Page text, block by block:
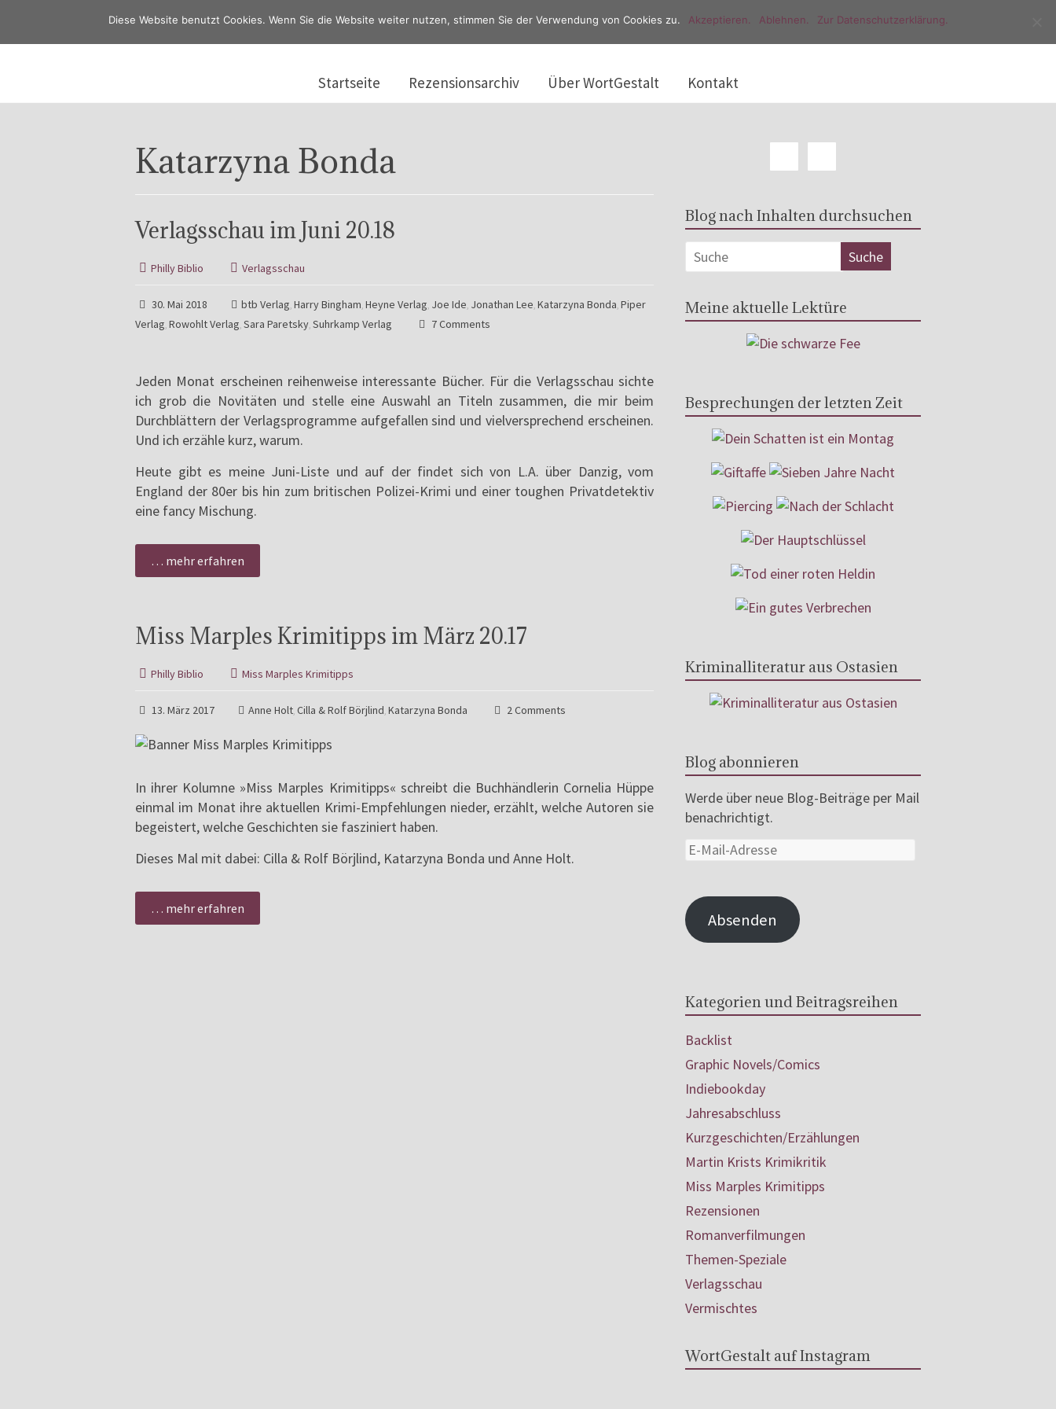
Startseite Rezensionsarchiv Über WortGestalt Kontakt
Katarzyna Bonda
Verlagsschau im Juni 20.18
Philly Biblio Verlagsschau
30. Mai 2018 btb Verlag, Harry Bingham, Heyne Verlag, Joe Ide, Jonathan Lee, Katarzyna Bonda, Piper
Verlag, Rowohlt Verlag, Sara Paretsky, Suhrkamp Verlag 7 Comments
Jeden Monat erscheinen reihenweise interessante Bücher. Für die Verlagsschau sichte
ich grob die Novitäten und stelle eine Auswahl an Titeln zusammen, die mir beim
Durchblättern der Verlagsprogramme aufgefallen sind und vielversprechend erscheinen.
Und ich erzähle kurz, warum.
Heute gibt es meine Juni-Liste und auf der findet sich von L.A. über Danzig, vom
England der 80er bis hin zum britischen Polizei-Krimi und einer toughen Privatdetektiv
eine fancy Mischung.
… mehr erfahren
Miss Marples Krimitipps im März 20.17
Philly Biblio Miss Marples Krimitipps
13. März 2017 Anne Holt, Cilla & Rolf Börjlind, Katarzyna Bonda 2 Comments
In ihrer Kolumne »Miss Marples Krimitipps« schreibt die Buchhändlerin Cornelia Hüppe
einmal im Monat ihre aktuellen Krimi-Empfehlungen nieder, erzählt, welche Autoren sie
begeistert, welche Geschichten sie fasziniert haben.
Dieses Mal mit dabei: Cilla & Rolf Börjlind, Katarzyna Bonda und Anne Holt.
… mehr erfahren
Blog nach Inhalten durchsuchen
Meine aktuelle Lektüre
Besprechungen der letzten Zeit
Kriminalliteratur aus Ostasien
Blog abonnieren
Werde über neue Blog-Beiträge per Mail
benachrichtigt.
Absenden
Kategorien und Beitragsreihen
Backlist
Graphic Novels/Comics
Indiebookday
Jahresabschluss
Kurzgeschichten/Erzählungen
Martin Krists Krimikritik
Miss Marples Krimitipps
Rezensionen
Romanverfilmungen
Themen-Speziale
Verlagsschau
Vermischtes
WortGestalt auf Instagram
Diese Website benutzt Cookies. Wenn Sie die Website weiter nutzen, stimmen Sie der Verwendung von Cookies zu. Akzeptieren. Ablehnen. Zur Datenschutzerklärung.